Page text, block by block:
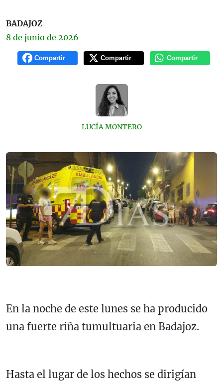
BADAJOZ
8 de junio de 2026
Compartir Compartir Compartir
LUCÍA MONTERO
En la noche de este lunes se ha producido
una fuerte riña tumultuaria en Badajoz.
Hasta el lugar de los hechos se dirigían